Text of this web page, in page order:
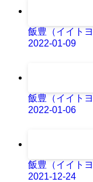
飯豊（イイト
2022-01-09
飯豊（イイト
2022-01-06
飯豊（イイト
2021-12-24